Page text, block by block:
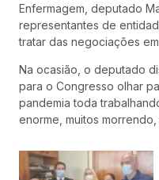
Enfermagem, deputado
representantes de
tratar das negociações
Na ocasião, o deputado
para o Congresso olhar
pandemia toda
enorme, muitos